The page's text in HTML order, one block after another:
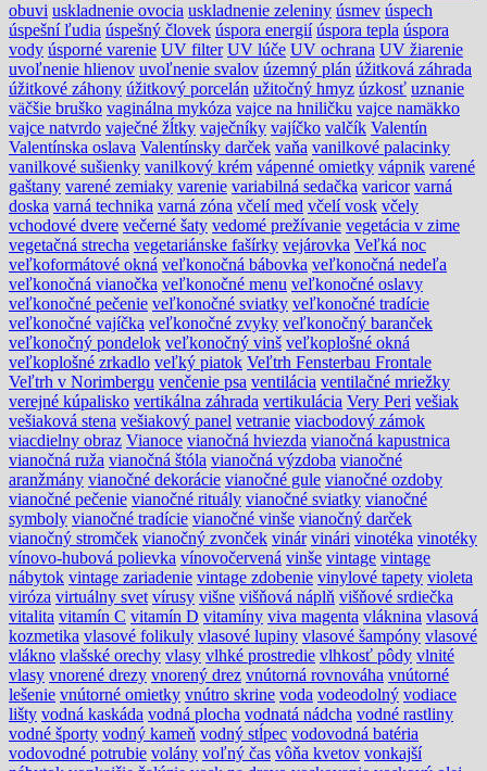
obuvi uskladnenie ovocia uskladnenie zeleniny úsmev úspech
úspešní ľudia úspešný človek úspora energií úspora tepla úspora
vody úsporné varenie UV filter UV lúče UV ochrana UV žiarenie
uvoľnenie hlienov uvoľnenie svalov územný plán úžitková záhrada
úžitkové záhony úžitkový porcelán užitočný hmyz úzkosť uznanie
väčšie bruško vaginálna mykóza vajce na hniličku vajce namäkko
vajce natvrdo vaječné žĺtky vaječníky vajíčko valčík Valentín
Valentínska oslava Valentínsky darček vaňa vanilkové palacinky
vanilkové sušienky vanilkový krém vápenné omietky vápnik varené
gaštany varené zemiaky varenie variabilná sedačka varicor varná
doska varná technika varná zóna včelí med včelí vosk včely
vchodové dvere večerné šaty vedomé prežívanie vegetácia v zime
vegetačná strecha vegetariánske fašírky vejárovka Veľká noc
veľkoformátové okná veľkonočná bábovka veľkonočná nedeľa
veľkonočná vianočka veľkonočné menu veľkonočné oslavy
veľkonočné pečenie veľkonočné sviatky veľkonočné tradície
veľkonočné vajíčka veľkonočné zvyky veľkonočný baranček
veľkonočný pondelok veľkonočný vinš veľkoplošné okná
veľkoplošné zrkadlo veľký piatok Veľtrh Fensterbau Frontale
Veľtrh v Norimbergu venčenie psa ventilácia ventilačné mriežky
verejné kúpalisko vertikálna záhrada vertikulácia Very Peri vešiak
vešiaková stena vešiakový panel vetranie viacbodový zámok
viacdielny obraz Vianoce vianočná hviezda vianočná kapustnica
vianočná ruža vianočná štóla vianočná výzdoba vianočné
aranžmány vianočné dekorácie vianočné gule vianočné ozdoby
vianočné pečenie vianočné rituály vianočné sviatky vianočné
symboly vianočné tradície vianočné vinše vianočný darček
vianočný stromček vianočný zvonček vinár vinári vinotéka vinotéky
vínovo-hubová polievka vínovočervená vinše vintage vintage
nábytok vintage zariadenie vintage zdobenie vinylové tapety violeta
viróza virtuálny svet vírusy višne višňová náplň višňové srdiečka
vitalita vitamín C vitamín D vitamíny viva magenta vláknina vlasová
kozmetika vlasové folikuly vlasové lupiny vlasové šampóny vlasové
vlákno vlašské orechy vlasy vlhké prostredie vlhkosť pôdy vlnité
vlasy vnorené drezy vnorený drez vnútorná rovnováha vnútorné
lešenie vnútorné omietky vnútro skrine voda vodeodolný vodiace
lišty vodná kaskáda vodná plocha vodnatá nádcha vodné rastliny
vodné športy vodný kameň vodný stĺpec vodovodná batéria
vodovodné potrubie volány voľný čas vôňa kvetov vonkajší